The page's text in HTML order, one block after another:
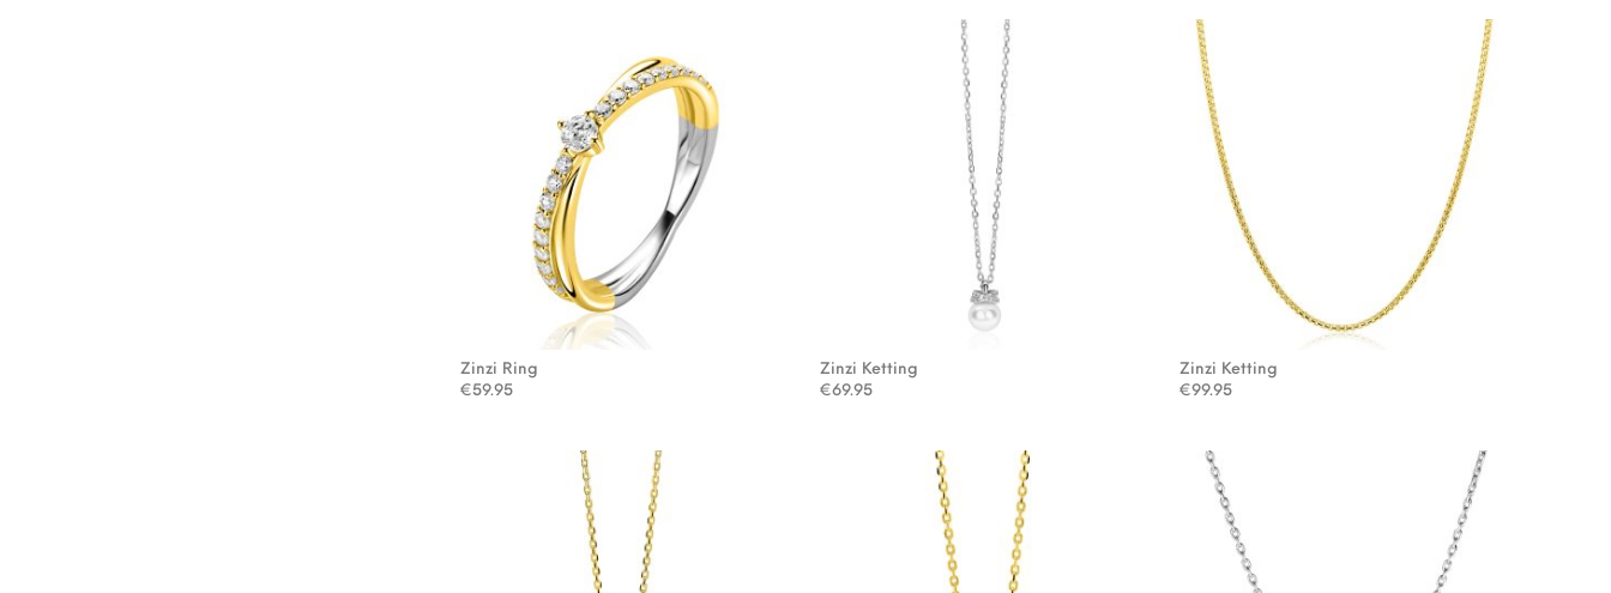
Zinzi Ring
€59.95
Zinzi Ketting
€69.95
Zinzi Ketting
€99.95